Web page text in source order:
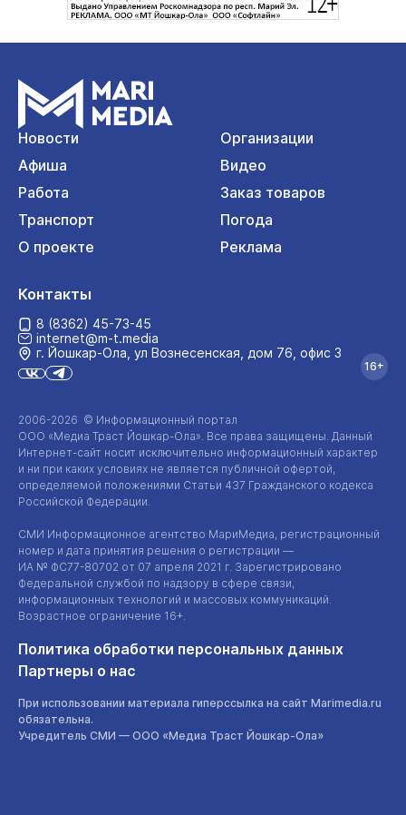
Новости
Организации
Афиша
Видео
Работа
Заказ товаров
Транспорт
Погода
О проекте
Реклама
2006-2026 © Информационный портал
ООО «Медиа Траст Йошкар-Ола». Все права защищены. Данный
Интернет-сайт носит исключительно информационный характер
и ни при каких условиях не является публичной офертой,
определяемой положениями Статьи 437 Гражданского кодекса
Российской Федерации.
СМИ Информационное агентство МариМедиа, регистрационный
номер и дата принятия решения о регистрации —
ИА № ФС77-80702 от 07 апреля 2021 г. Зарегистрировано
Федеральной службой по надзору в сфере связи,
информационных технологий и массовых коммуникаций.
Возрастное ограничение 16+.
Политика обработки персональных данных
Партнеры о нас
При использовании материала гиперссылка на сайт Marimedia.ru
обязательна.
Учредитель СМИ — ООО «Медиа Траст Йошкар-Ола»
Контакты
8 (8362) 45-73-45
internet@m-t.media
г. Йошкар‑Ола, ул Вознесенская, дом 76, офис 3
16+